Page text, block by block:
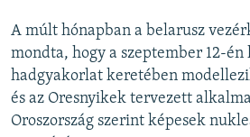
A múlt hónapban a belarusz
mondta, hogy a szeptember 12-én
hadgyakorlat keretében
és az Oresnyikek tervezett
Oroszország szerint képesek